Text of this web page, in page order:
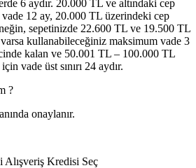
6 aydır. 20.000 TL ve altındaki cep
12 ay, 20.000 TL üzerindeki cep
sepetinizde 22.600 TL ve 19.500 TL
kullanabileceğiniz maksimum vade 3
kalan ve 50.001 TL – 100.000 TL
vade üst sınırı 24 aydır.
?
onaylanır.
Alışveriş Kredisi Seç